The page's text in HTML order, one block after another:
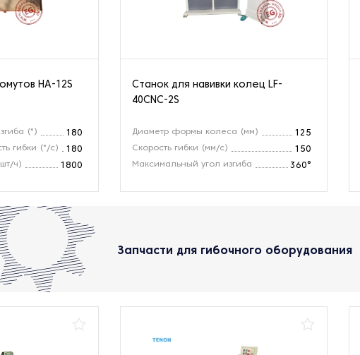
HA-12S
(°)
180
гибки (°/с)
180
ч)
1800
Станок для навивки колец LF-
40CNC-2S
Диаметр формы колеса (мм)
125
Скорость гибки (мм/с)
150
Максимальный угол изгиба
360°
Запчасти для гибочного оборудования